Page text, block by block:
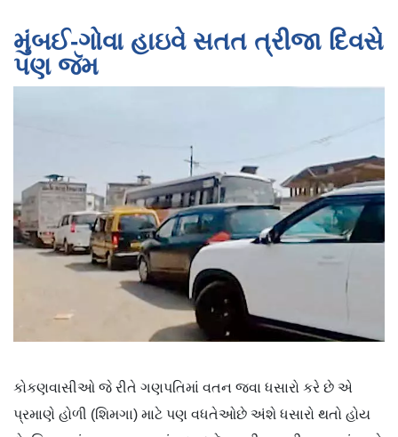
મુંબઈ-ગોવા હાઇવે સતત ત્રીજા દિવસે
પણ જૅમ
કોકણવાસીઓ જે રીતે ગણપતિમાં વતન જવા ધસારો કરે છે એ
પ્રમાણે હોળી (શિમગા) માટે પણ વધતેઓછે અંશે ધસારો થતો હોય